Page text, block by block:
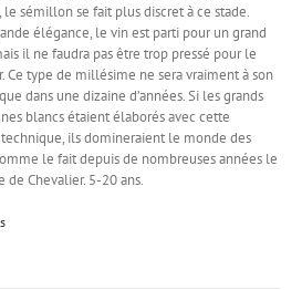
le sémillon se fait plus discret à ce stade.
élégance, le vin est parti pour un grand
il ne faudra pas être trop pressé pour le
Ce type de millésime ne sera vraiment à son
dans une dizaine d’années. Si les grands
blancs étaient élaborés avec cette
ils domineraient le monde des
le fait depuis de nombreuses années le
de Chevalier. 5-20 ans.